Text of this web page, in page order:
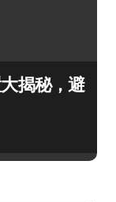
揭秘，避